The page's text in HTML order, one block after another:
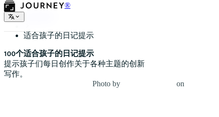
®
适合孩子的日记提示
100个适合孩子的日记提示
提示孩子们每日创作关于各种主题的创新
写作。
Photo by
on